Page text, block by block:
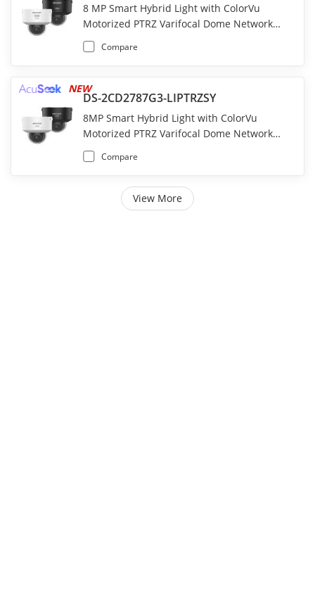
8 MP Smart Hybrid Light with ColorVu
Motorized PTRZ Varifocal Dome Network
Camera
Compare
DS-2CD2787G3-LIPTRZSY
NEW
8MP Smart Hybrid Light with ColorVu
Motorized PTRZ Varifocal Dome Network
Camera
Compare
View More